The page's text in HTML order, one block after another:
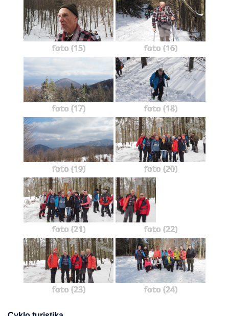
foto (15) foto (16)
foto (17) foto (18)
foto (19) foto (20)
foto (21) foto (22)
foto (23) foto (24)